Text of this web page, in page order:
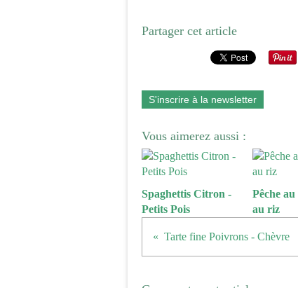
Partager cet article
S'inscrire à la newsletter
Vous aimerez aussi :
Spaghettis Citron -
Petits Pois
Pêche
au riz
Tarte fine Poivrons - Chèvre